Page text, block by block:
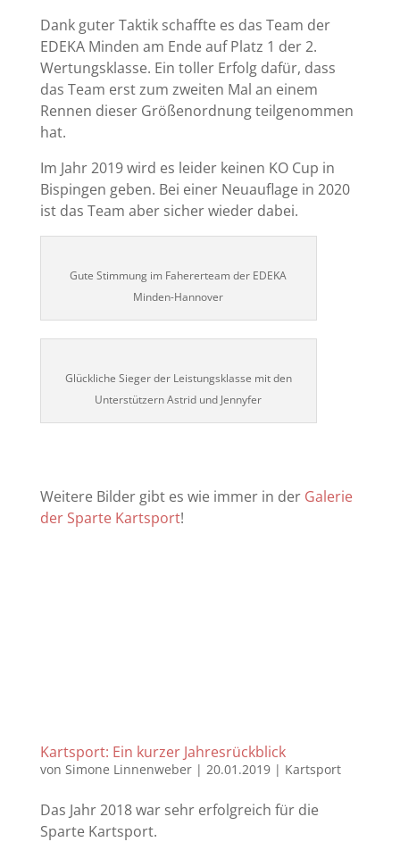
Dank guter Taktik schaffte es das Team der
EDEKA Minden am Ende auf Platz 1 der 2.
Wertungsklasse. Ein toller Erfolg dafür, dass
das Team erst zum zweiten Mal an einem
Rennen dieser Größenordnung teilgenommen
hat.
Im Jahr 2019 wird es leider keinen KO Cup in
Bispingen geben. Bei einer Neuauflage in 2020
ist das Team aber sicher wieder dabei.
Gute Stimmung im Fahererteam der EDEKA
Minden-Hannover
Glückliche Sieger der Leistungsklasse mit den
Unterstützern Astrid und Jennyfer
Weitere Bilder gibt es wie immer in der Galerie
der Sparte Kartsport!
Kartsport: Ein kurzer Jahresrückblick
von Simone Linnenweber| 20.01.2019| Kartsport
Das Jahr 2018 war sehr erfolgreich für die
Sparte Kartsport.